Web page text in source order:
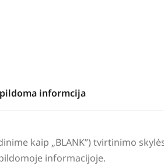
informcija
kaip „BLANK”) tvirtinimo
informacijoje.